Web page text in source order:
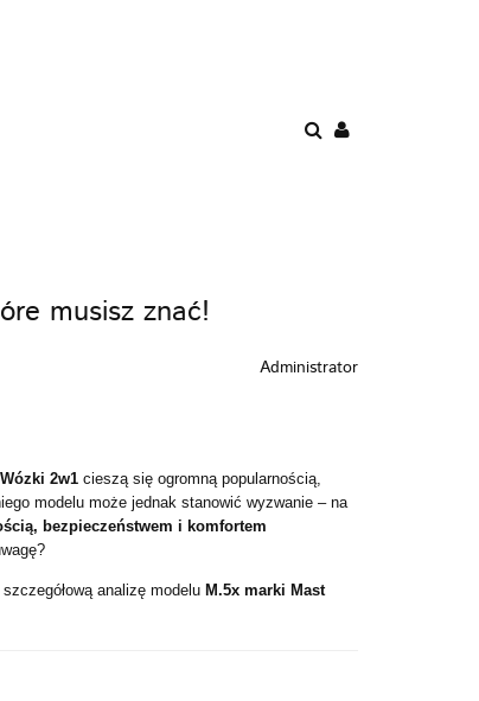
musisz znać!
Administrator
Wózki 2w1cieszą się ogromną popularnością,
modelu może jednak stanowić wyzwanie – na
bezpieczeństwem i komfortem
analizę modelu M.5x marki Mast